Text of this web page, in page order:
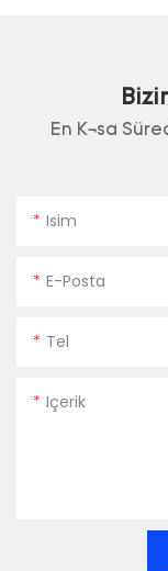
En Kısa
Isim
E-Posta
Tel
Içerik